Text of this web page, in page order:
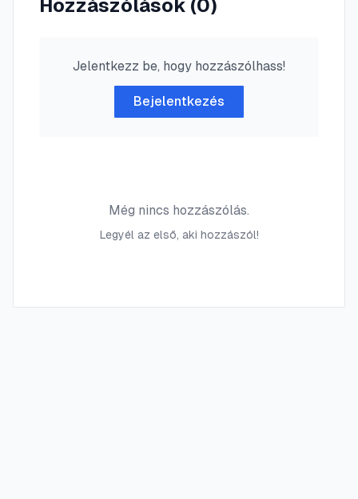
Hozzászólások (0)
Jelentkezz be, hogy hozzászólhass!
Bejelentkezés
Még nincs hozzászólás.
Legyél az első, aki hozzászól!